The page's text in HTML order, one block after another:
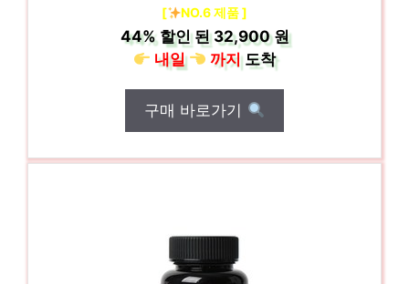
[ NO.6 제품 ]
44%할인 된32,900 원
내일
까지도착
구매 바로가기